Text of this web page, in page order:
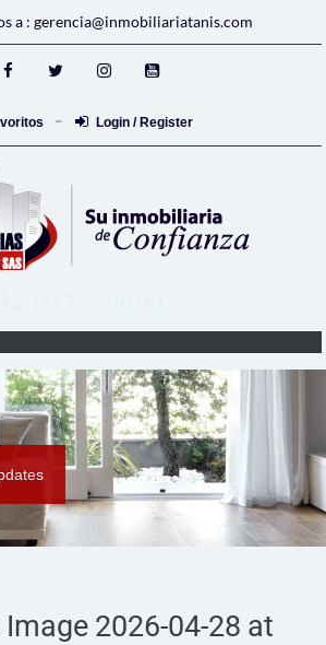
a : gerencia@inmobiliariatanis.com
Login / Register
2026-04-28 at